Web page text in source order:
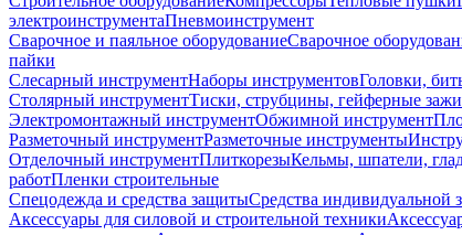
электроинструментаПневмоинструмент
Сварочное и паяльное оборудованиеСварочное
пайки
Слесарный инструментНаборы инструментовГоловки,
Столярный инструментТиски, струбцины, гейферные
Электромонтажный инструментОбжимной инструмент
Разметочный инструментРазметочные инструменты
Отделочный инструментПлиткорезыКельмы, шпатели,
работПленки строительные
Спецодежда и средства защитыСредства индивидуальной
Аксессуары для силовой и строительной техники